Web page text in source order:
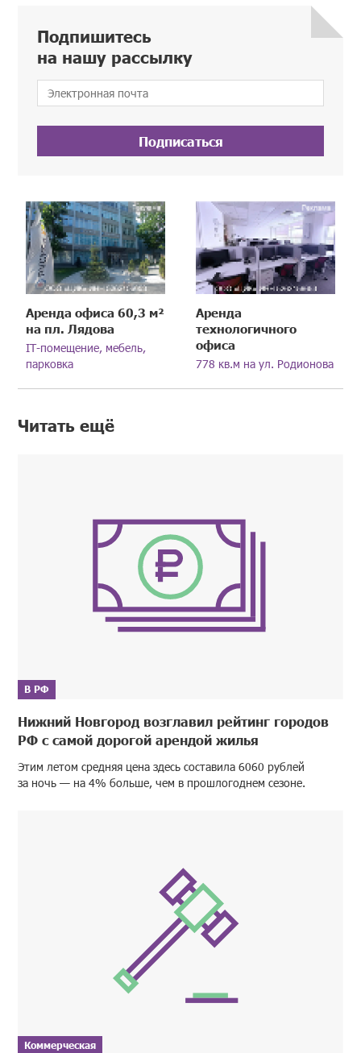
Подпишитесь
на нашу рассылку
Подписаться
Аренда офиса 60,3 м²
на пл. Лядова
IT-помещение, мебель,
парковка
Аренда
технологичного
офиса
778 кв.м на ул. Родионова
Читать ещё
В РФ
Нижний Новгород возглавил рейтинг городов
РФ с самой дорогой арендой жилья
Этим летом средняя цена здесь составила 6060 рублей
за ночь — на 4% больше, чем в прошлогоднем сезоне.
Коммерческая